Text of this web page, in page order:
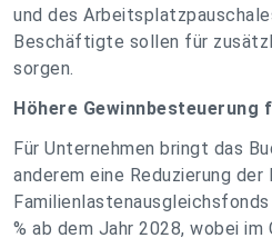
und des
Beschäftigte sollen für
sorgen.
Höhere Gewinnbesteuerung
Für Unternehmen bringt das
anderem eine Reduzierung
% ab dem Jahr 2028, wobei